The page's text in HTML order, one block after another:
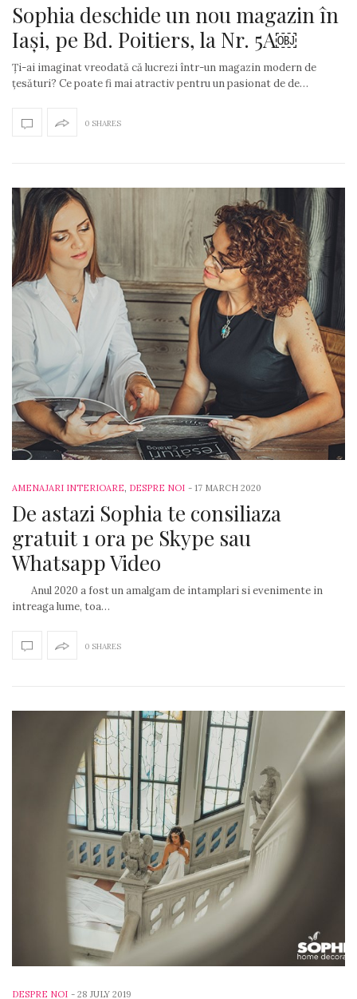
Sophia deschide un nou magazin în
Iași, pe Bd. Poitiers, la Nr. 5A￼
Ți-ai imaginat vreodată că lucrezi într-un magazin modern de
țesături? Ce poate fi mai atractiv pentru un pasionat de de…
0 SHARES
AMENAJARI INTERIOARE DESPRE NOI - 17 MARCH 2020
De astazi Sophia te consiliaza
gratuit 1 ora pe Skype sau
Whatsapp Video
Anul 2020 a fost un amalgam de intamplari si evenimente in
intreaga lume, toa…
0 SHARES
DESPRE NOI - 28 JULY 2019